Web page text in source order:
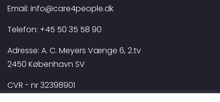
Email: info@care4people.dk
Telefon: +45 50 35 58 90
Adresse: A. C. Meyers Vænge 6, 2.tv
2450 København SV
CVR - nr 32398901